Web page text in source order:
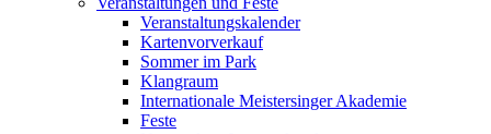
Veranstaltungskalender
Kartenvorverkauf
Sommer im Park
Klangraum
Internationale Meistersinger Akademie
Feste